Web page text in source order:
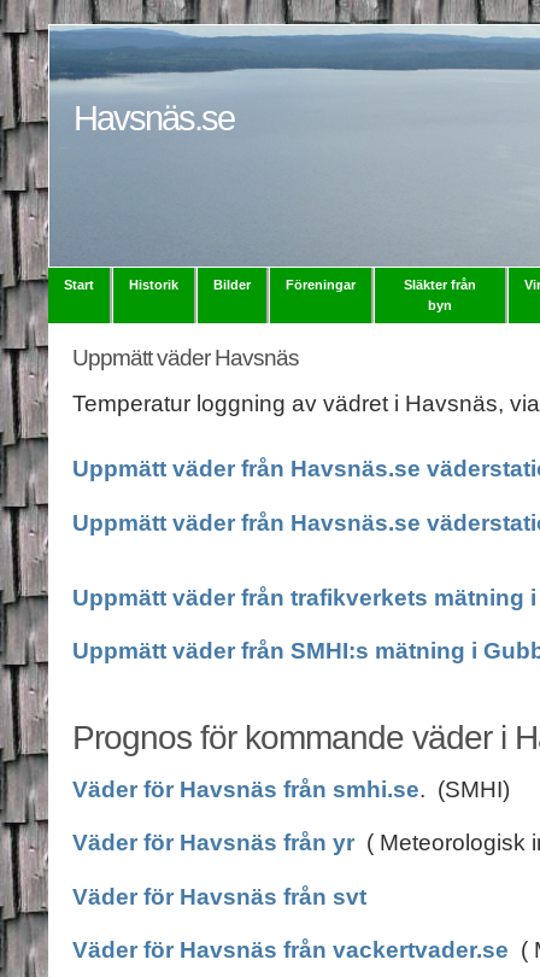
Havsnäs.se
Start Historik Bilder Föreningar
Släkter från
byn
Uppmätt väder Havsnäs
Temperatur loggning av vädret i Havsnäs,
Uppmätt väder från Havsnäs.se
Uppmätt väder från Havsnäs.se
Uppmätt väder från trafikverkets mätning
Uppmätt väder från SMHI:s mätning i
Prognos för kommande väder i
Väder för Havsnäs från smhi.se. (SMHI)
Väder för Havsnäs från yr ( Meteorologisk
Väder för Havsnäs från svt
Väder för Havsnäs från vackertvader.se (